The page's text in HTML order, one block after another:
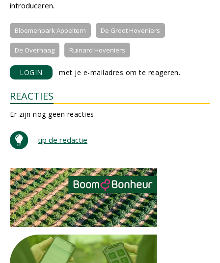
introduceren.
Bloemenpark Appeltern De Groot Hoveniers
De Overhaag Ruinard Hoveniers
LOGIN met je e-mailadres om te reageren.
REACTIES
Er zijn nog geen reacties.
tip de redactie